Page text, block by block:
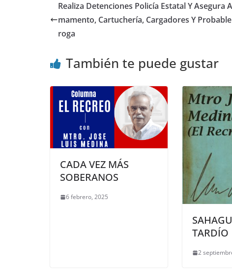
Realiza Detenciones Policía Estatal Y Asegura
mamento, Cartuchería, Cargadores Y
roga
También te puede gustar
CADA VEZ MÁS
SOBERANOS
6 febrero, 2025
TARDÍO
2